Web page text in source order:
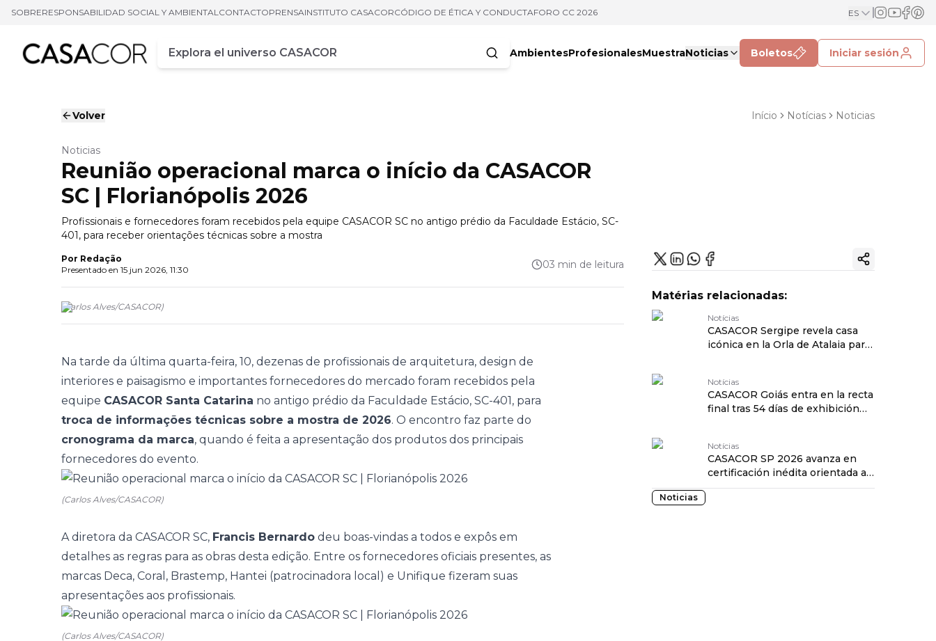
SOBRERESPONSABILIDAD SOCIAL Y AMBIENTALCONTACTOPRENSAINSTITUTO CASACORCÓDIGO DE ÉTICA Y CONDUCTAFORO CC 2026 ES
Campo de busca
Ingrese al menos tres caracteres
AmbientesProfesionalesMuestraNoticias Boletos Iniciar sesión
Volver Início Notícias Noticias
Noticias
Reunião operacional marca o início da CASACOR
SC | Florianópolis 2026
Profissionais e fornecedores foram recebidos pela equipe CASACOR SC no antigo prédio da Faculdade Estácio, SC-
401, para receber orientações técnicas sobre a mostra
Por Redação
Presentado en 15 jun 2026, 11:30 03 min de leitura
(Carlos Alves/CASACOR)
Na tarde da última quarta-feira, 10, dezenas de profissionais de arquitetura, design de
interiores e paisagismo e importantes fornecedores do mercado foram recebidos pela
equipe CASACOR Santa Catarina no antigo prédio da Faculdade Estácio, SC-401, para
troca de informações técnicas sobre a mostra de 2026. O encontro faz parte do
cronograma da marca, quando é feita a apresentação dos produtos dos principais
fornecedores do evento.
(Carlos Alves/CASACOR)
A diretora da CASACOR SC, Francis Bernardo deu boas-vindas a todos e expôs em
detalhes as regras para as obras desta edição. Entre os fornecedores oficiais presentes, as
marcas Deca, Coral, Brastemp, Hantei (patrocinadora local) e Unifique fizeram suas
apresentações aos profissionais.
(Carlos Alves/CASACOR)
Copiar enlace
Matérias relacionadas:
Notícias
CASACOR Sergipe revela casa
icónica en la Orla de Atalaia para
Notícias
CASACOR Goiás entra en la recta
final tras 54 días de exhibición
Notícias
CASACOR SP 2026 avanza en
certificación inédita orientada a
la salud y al bienestar traduzido
Noticias